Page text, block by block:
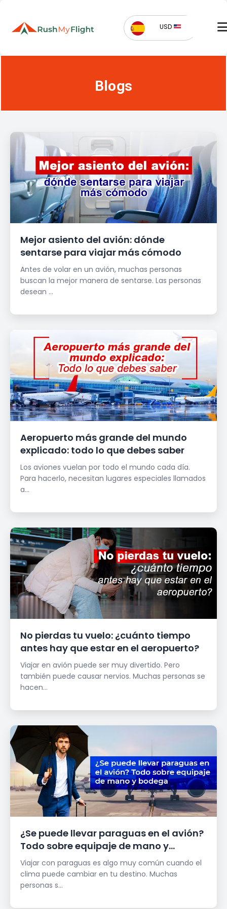
USD
Blogs
Mejor asiento del avión: dónde
sentarse para viajar más cómodo
Antes de volar en un avión, muchas personas
buscan la mejor manera de sentarse. Las personas
desean ...
Aeropuerto más grande del mundo
explicado: todo lo que debes saber
Los aviones vuelan por todo el mundo cada día.
Para hacerlo, necesitan lugares especiales llamados
a...
No pierdas tu vuelo: ¿cuánto tiempo
antes hay que estar en el aeropuerto?
Viajar en avión puede ser muy divertido. Pero
también puede causar nervios. Muchas personas se
hacen...
¿Se puede llevar paraguas en el avión?
Todo sobre equipaje de mano y
bodega
Viajar con paraguas es algo muy común cuando el
clima puede cambiar en tu destino. Muchas
personas s...